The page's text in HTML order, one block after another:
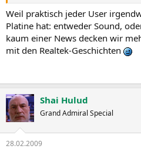
Weil praktisch jeder User
Platine hat: entweder Sound,
kaum einer News decken wir
mit den Realtek-Geschichten
Shai Hulud
Grand Admiral Special
28.02.2009